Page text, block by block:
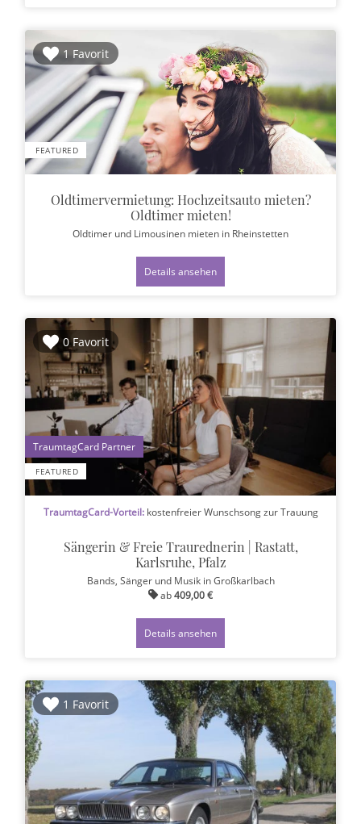
1 Favorit
FEATURED
Oldtimervermietung: Hochzeitsauto mieten?
Oldtimer mieten!
Oldtimer und Limousinen mieten in Rheinstetten
Details ansehen
0 Favorit
FEATURED
1
TraumtagCard-Vorteil:kostenfreier Wunschsong zur Trauung
Sängerin & Freie Traurednerin | Rastatt,
Karlsruhe, Pfalz
Bands, Sänger und Musik in Großkarlbach
ab409,00 €
Details ansehen
1 Favorit